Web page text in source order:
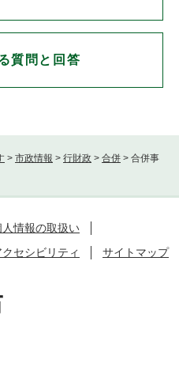
> 市政情報 > 行財政 > 合併 > 合併事
質問と回答
人情報の取扱い
クセシビリティ サイトマップ